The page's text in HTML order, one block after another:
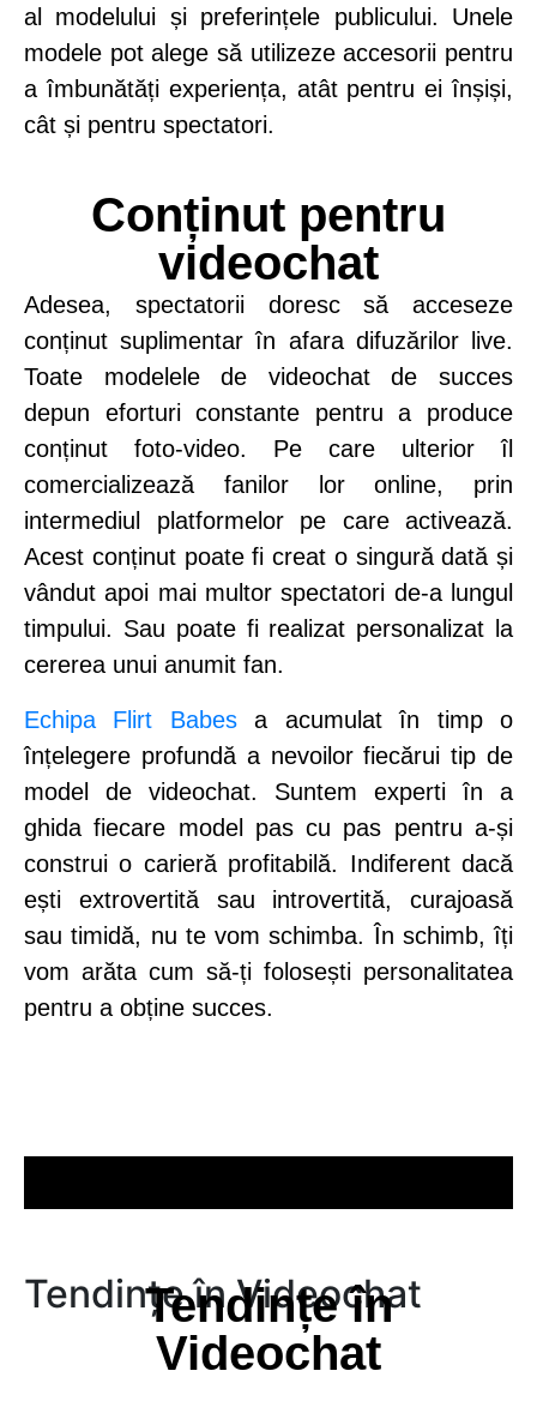
al modelului și preferințele publicului. Unele
modele pot alege să utilizeze accesorii pentru
a îmbunătăți experiența, atât pentru ei înșiși,
cât și pentru spectatori.
Conținut pentru
videochat
Adesea, spectatorii doresc să acceseze
conținut suplimentar în afara difuzărilor live.
Toate modelele de videochat de succes
depun eforturi constante pentru a produce
conținut foto-video. Pe care ulterior îl
comercializează fanilor lor online, prin
intermediul platformelor pe care activează.
Acest conținut poate fi creat o singură dată și
vândut apoi mai multor spectatori de-a lungul
timpului. Sau poate fi realizat personalizat la
cererea unui anumit fan.
Echipa Flirt Babesa acumulat în timp o
înțelegere profundă a nevoilor fiecărui tip de
model de videochat. Suntem experti în a
ghida fiecare model pas cu pas pentru a-și
construi o carieră profitabilă. Indiferent dacă
ești extrovertită sau introvertită, curajoasă
sau timidă, nu te vom schimba. În schimb, îți
vom arăta cum să-ți folosești personalitatea
pentru a obține succes.
Tendințe în Videochat
Tendințe în
Videochat